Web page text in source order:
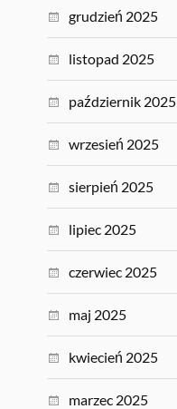
grudzień 2025
listopad 2025
październik 2025
wrzesień 2025
sierpień 2025
lipiec 2025
czerwiec 2025
maj 2025
kwiecień 2025
marzec 2025